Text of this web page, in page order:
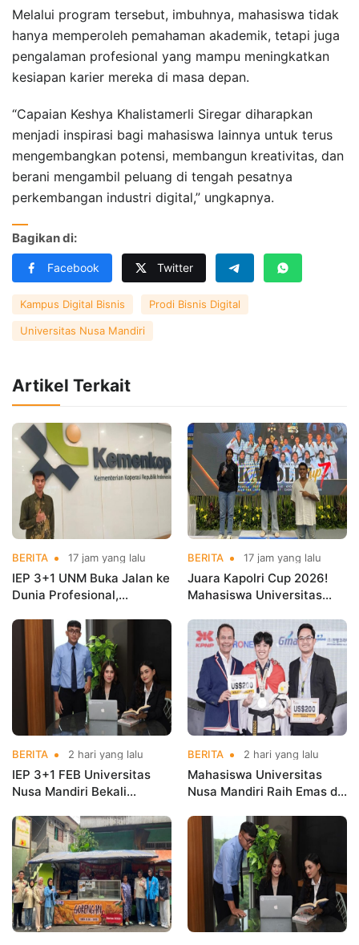
Melalui program tersebut, imbuhnya, mahasiswa tidak
hanya memperoleh pemahaman akademik, tetapi juga
pengalaman profesional yang mampu meningkatkan
kesiapan karier mereka di masa depan.
“Capaian Keshya Khalistamerli Siregar diharapkan
menjadi inspirasi bagi mahasiswa lainnya untuk terus
mengembangkan potensi, membangun kreativitas, dan
berani mengambil peluang di tengah pesatnya
perkembangan industri digital,” ungkapnya.
Bagikan di:
Facebook Twitter
Kampus Digital Bisnis Prodi Bisnis Digital
Universitas Nusa Mandiri
Artikel Terkait
BERITA 17 jam yang lalu
IEP 3+1 UNM Buka Jalan ke
Dunia Profesional,
Kementerian Koperasi
BERITA 17 jam yang lalu
Juara Kapolri Cup 2026!
Mahasiswa Universitas
Nama Kampus di Kejurnas
Taekwondo
BERITA 2 hari yang lalu
IEP 3+1 FEB Universitas
Nusa Mandiri Bekali
Kerja Sebelum Lulus
BERITA 2 hari yang lalu
Mahasiswa Universitas
Nusa Mandiri Raih Emas di
Indonesia Open
Championships 2026